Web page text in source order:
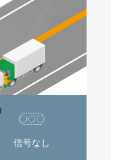
信号なし